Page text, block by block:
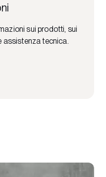
sui prodotti, sui
assistenza tecnica.